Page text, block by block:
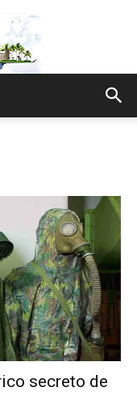
secreto de